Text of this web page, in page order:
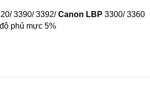
3390/ 3392/Canon LBP 3300/ 3360
phủ mực 5%